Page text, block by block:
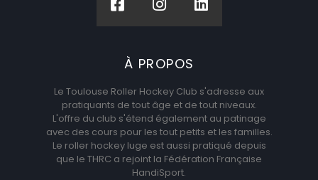
À PROPOS
Le Toulouse Roller Hockey Club s'adresse aux
pratiquants de tout âge et de tout niveaux.
L'offre du club s'étend également au patinage
avec des cours pour les tout petits et les familles.
Le roller hockey luge est aussi pratiqué depuis
que le THRC a rejoint la Fédération Française
HandiSport.